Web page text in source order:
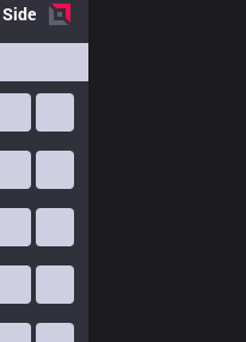
Side